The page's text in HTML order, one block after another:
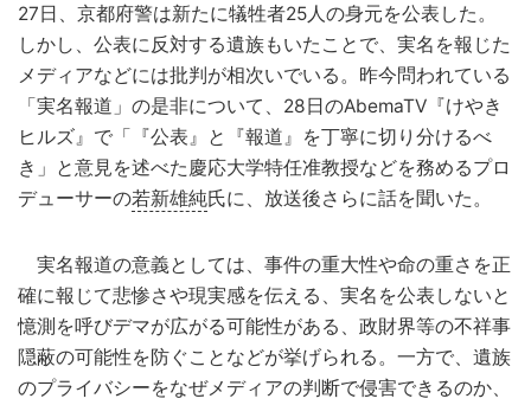
27日、京都府警は新たに犠牲者25人の身元を公表した。
しかし、公表に反対する遺族もいたことで、実名を報じた
メディアなどには批判が相次いでいる。昨今問われている
「実名報道」の是非について、28日のAbemaTV『けやき
ヒルズ』で「『公表』と『報道』を丁寧に切り分けるべ
き」と意見を述べた慶応大学特任准教授などを務めるプロ
デューサーの若新雄純氏に、放送後さらに話を聞いた。
実名報道の意義としては、事件の重大性や命の重さを正
確に報じて悲惨さや現実感を伝える、実名を公表しないと
憶測を呼びデマが広がる可能性がある、政財界等の不祥事
隠蔽の可能性を防ぐことなどが挙げられる。一方で、遺族
のプライバシーをなぜメディアの判断で侵害できるのか、